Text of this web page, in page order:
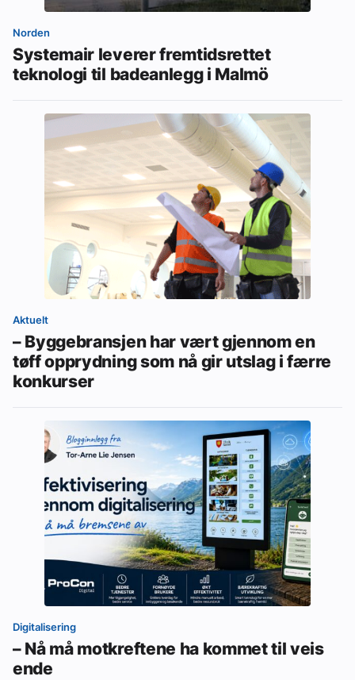
Norden
Systemair leverer fremtidsrettet
teknologi til badeanlegg i Malmö
Aktuelt
– Byggebransjen har vært gjennom en
tøff opprydning som nå gir utslag i færre
konkurser
Digitalisering
– Nå må motkreftene ha kommet til veis
ende